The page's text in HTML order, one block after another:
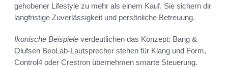
gehobener Lifestyle zu mehr als einem Kauf. Sie sichern dir
langfristige Zuverlässigkeit und persönliche Betreuung.
Ikonische Beispiele verdeutlichen das Konzept: Bang &
Olufsen BeoLab-Lautsprecher stehen für Klang und Form,
Control4 oder Crestron übernehmen smarte Steuerung.